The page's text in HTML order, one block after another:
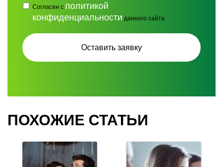
Согласен с политикой
конфиденциальности данного сайта
ПОХОЖИЕ СТАТЬИ